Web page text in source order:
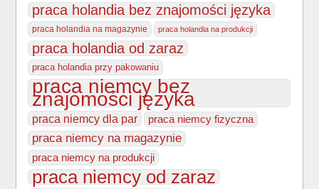
praca holandia bez znajomości języka
praca holandia na magazynie praca holandia na produkcji
praca holandia od zaraz
praca holandia przy pakowaniu
praca niemcy bez
znajomości języka
praca niemcy dla par praca niemcy fizyczna
praca niemcy na magazynie
praca niemcy na produkcji
praca niemcy od zaraz